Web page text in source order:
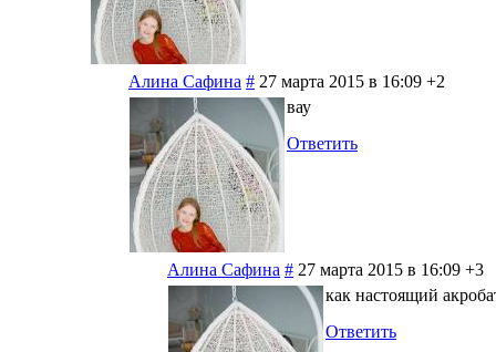
Алина Сафина # 27 марта 2015 в 16:09 +2
вау
Ответить
Алина Сафина # 27 марта 2015 в 16:09 +3
как настоящий
Ответить